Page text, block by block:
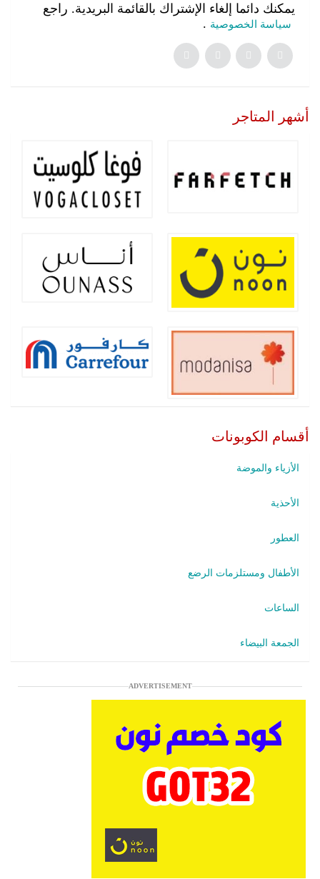
يمكنك دائما إلغاء الإشتراك بالقائمة البريدية. راجع
سياسة الخصوصية .
أشهر المتاجر
أقسام الكوبونات
الأزياء والموضة
الأحذية
العطور
الأطفال ومستلزمات الرضع
الساعات
الجمعة البيضاء
ADVERTISEMENT